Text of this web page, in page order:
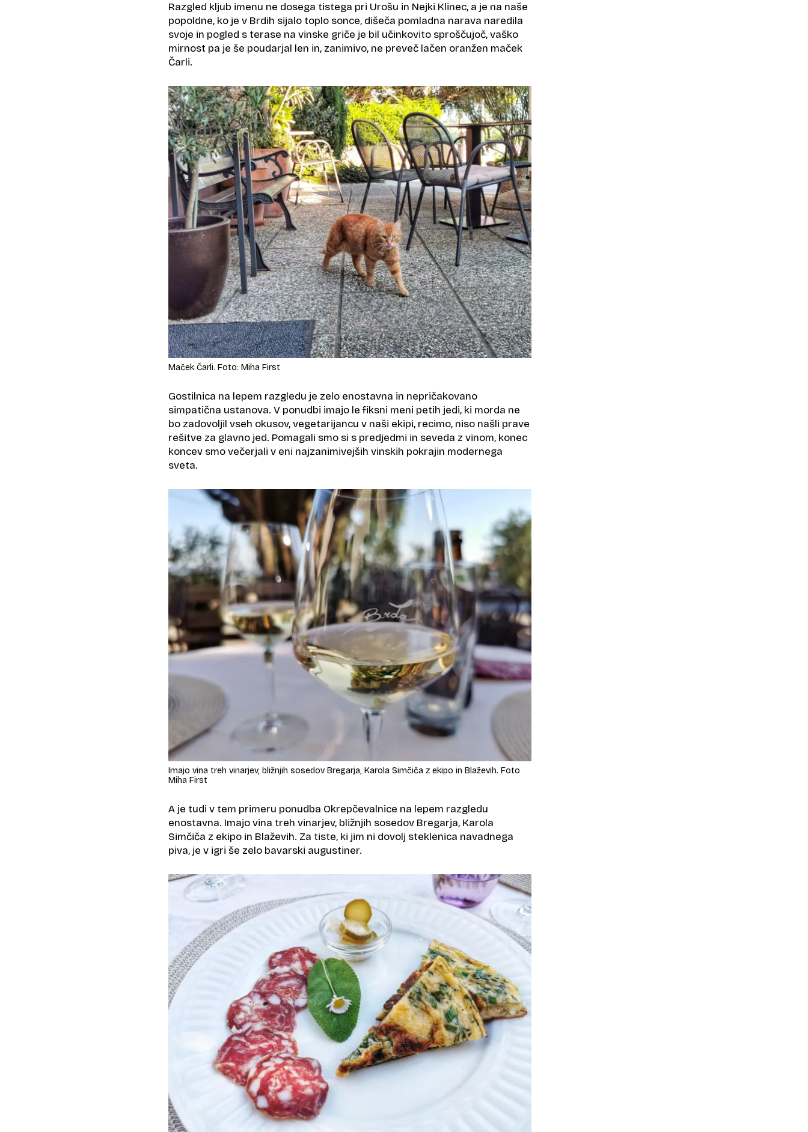
Razgled kljub imenu ne dosega tistega pri Urošu in Nejki Klinec, a je na naše
popoldne, ko je v Brdih sijalo toplo sonce, dišeča pomladna narava naredila
svoje in pogled s terase na vinske griče je bil učinkovito sproščujoč, vaško
mirnost pa je še poudarjal len in, zanimivo, ne preveč lačen oranžen maček
Čarli.
Maček Čarli. Foto: Miha First
Gostilnica na lepem razgledu je zelo enostavna in nepričakovano
simpatična ustanova. V ponudbi imajo le fiksni meni petih jedi, ki morda ne
bo zadovoljil vseh okusov, vegetarijancu v naši ekipi, recimo, niso našli prave
rešitve za glavno jed. Pomagali smo si s predjedmi in seveda z vinom, konec
koncev smo večerjali v eni najzanimivejših vinskih pokrajin modernega
sveta.
Imajo vina treh vinarjev, bližnjih sosedov Bregarja, Karola Simčiča z ekipo in Blaževih. Foto
Miha First
A je tudi v tem primeru ponudba Okrepčevalnice na lepem razgledu
enostavna. Imajo vina treh vinarjev, bližnjih sosedov Bregarja, Karola
Simčiča z ekipo in Blaževih. Za tiste, ki jim ni dovolj steklenica navadnega
piva, je v igri še zelo bavarski augustiner.